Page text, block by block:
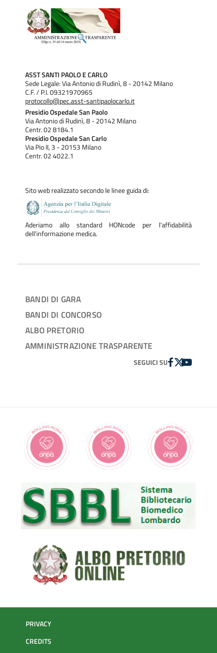
Lavoro San Carlo e dalle attività di inserimento lavorativo
del Budget di Salute. Svolge un’attività di valutazione clinica
della collocabilità lavorativa del paziente (desideri, risorse,
propedeutici, di sostegno e supporto nella ricerca di un
lavoro protetto e nel mantenimento successivo.
Opera trasversalmente in tutti i Centri Diurni con la
collaborazione degli operatori dei CPS.
Principali patologie e trattamenti
I pazienti che aderiscono ai percorsi riabilitativi sono
Disturbi dell’Umore;
Disturbi di Personalità;
Disturbo Ossessivo-Compulsivo.
ASST SANTI PAOLO E CARLO
Sede Legale: Via Antonio di Rudinì, 8 - 20142 Milano
C.F. / P.I. 09321970965
protocollo@pec.asst-santipaolocarlo.it
Presidio Ospedale San Paolo
Via Antonio di Rudinì, 8 - 20142 Milano
Centr. 02 8184.1
Presidio Ospedale San Carlo
Via Pio II, 3 - 20153 Milano
Centr. 02 4022.1
Sito web realizzato secondo le linee guida di:
Aderiamo allo standard HONcode per l'affidabilità
dell'informazione medica.
BANDI DI GARA
BANDI DI CONCORSO
ALBO PRETORIO
AMMINISTRAZIONE TRASPARENTE
SEGUICI SUFACEBOOK
TWITTER
YOUTUBE
PRIVACY
CREDITS